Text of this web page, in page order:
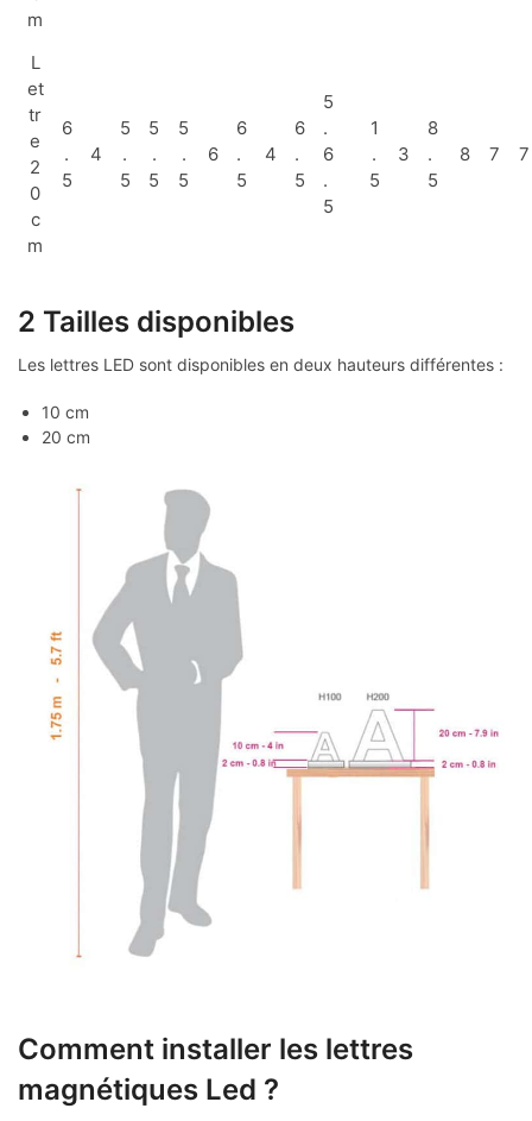
m
L
et
tr
e
2
0
c
m
6
.
5
4
5
.
5
5
.
5
5
.
5
6
6
.
5
4
6
.
5
5
.
6
.
5
1
.
5
3
8
.
5
8 7 7
2 Tailles disponibles
Les lettres LED sont disponibles en deux hauteurs différentes :
10 cm
20 cm
Comment installer les lettres
magnétiques Led ?